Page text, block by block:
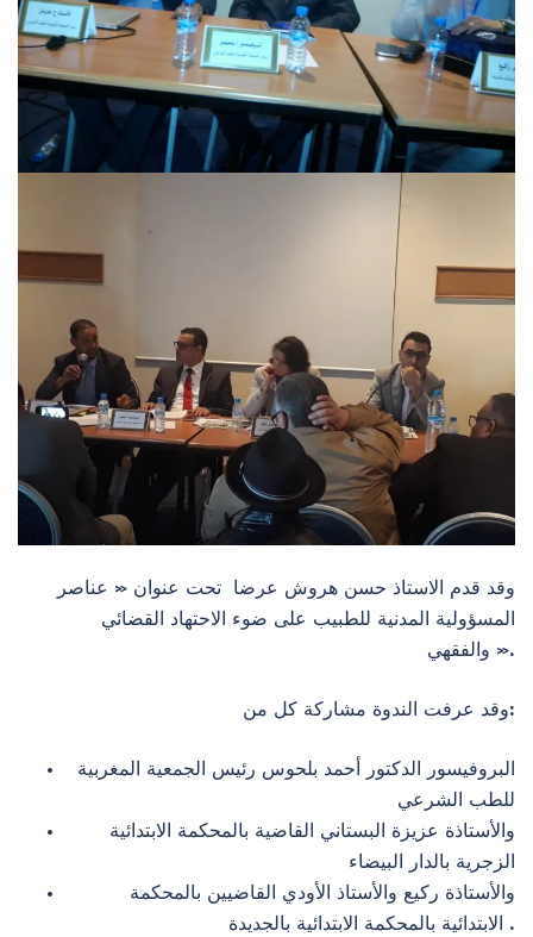
وقد قدم الاستاذ حسن هروش عرضا تحت عنوان « عناصر
المسؤولية المدنية للطبيب على ضوء اﻻحتهاد القضائي
والفقهي ».
وقد عرفت الندوة مشاركة كل من:
البروفيسور الدكتور أحمد بلحوس رئيس الجمعية المغربية
للطب الشرعي
واﻷستاذة عزيزة البستاني القاضية بالمحكمة اﻻبتدائية
الزجرية بالدار البيضاء
واﻷستاذة ركيع واﻷستاذ اﻷودي القاضيين بالمحكمة
اﻻبتدائية بالمحكمة اﻻبتدائية بالجديدة .